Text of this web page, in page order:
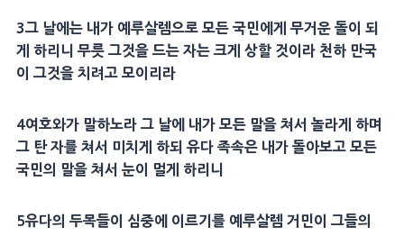
3그 날에는 내가 예루살렘으로 모든 국민에게 무거운 돌이 되
게 하리니 무릇 그것을 드는 자는 크게 상할 것이라 천하 만국
이 그것을 치려고 모이리라
4여호와가 말하노라 그 날에 내가 모든 말을 쳐서 놀라게 하며
그 탄 자를 쳐서 미치게 하되 유다 족속은 내가 돌아보고 모든
국민의 말을 쳐서 눈이 멀게 하리니
5유다의 두목들이 심중에 이르기를 예루살렘 거민이 그들의